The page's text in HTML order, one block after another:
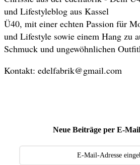
und Lifestyleblog aus Kassel
Ü40, mit einer echten Passion für
und Lifestyle sowie einem Hang zu
Schmuck und ungewöhnlichen
Kontakt: edelfabrik@gmail.com
Neue Beiträge per E-